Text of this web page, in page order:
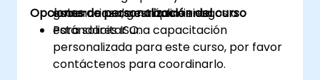
gobernanza, gestión de riesgos o
estándares ISO.
escenarios de cumplimiento.
Opciones de personalización del curso
Para solicitar una capacitación
personalizada para este curso, por favor
contáctenos para coordinarlo.